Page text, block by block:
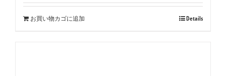
お買い物カゴに追加 Details